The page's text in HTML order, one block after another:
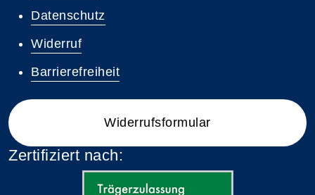
Datenschutz
Widerruf
Barrierefreiheit
Widerrufsformular
Zertifiziert nach: